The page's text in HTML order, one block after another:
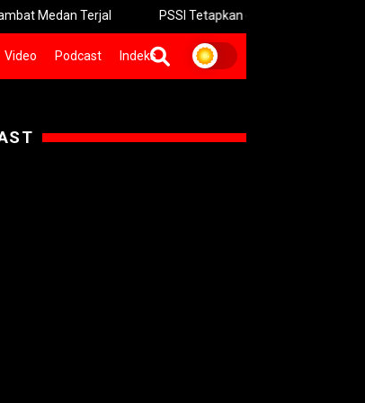
Terjal PSSI Tetapkan de Red FC Bermarkas Resmi
Video Podcast Indeks